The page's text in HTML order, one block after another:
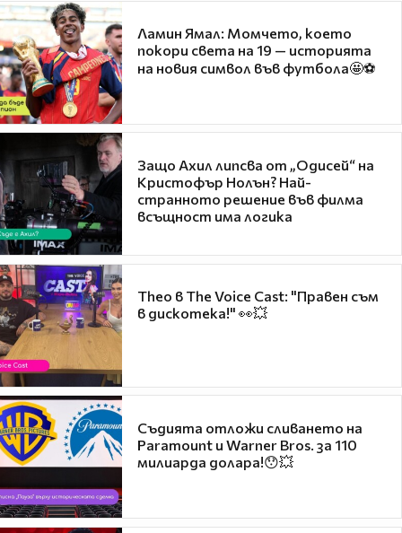
Ламин Ямал: Момчето, което
покори света на 19 — историята
на новия символ във футбола🤩⚽
Защо Ахил липсва от „Одисей“ на
Кристофър Нолън? Най-
странното решение във филма
всъщност има логика
Theo в The Voice Cast: "Правен съм
в дискотека!" 👀💥
Съдията отложи сливането на
Paramount и Warner Bros. за 110
милиарда долара!😯💥